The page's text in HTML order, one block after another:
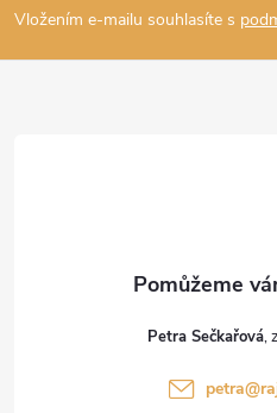
a
Vložením e-mailu souhlasíte s
Petra Sečkařová
petra@